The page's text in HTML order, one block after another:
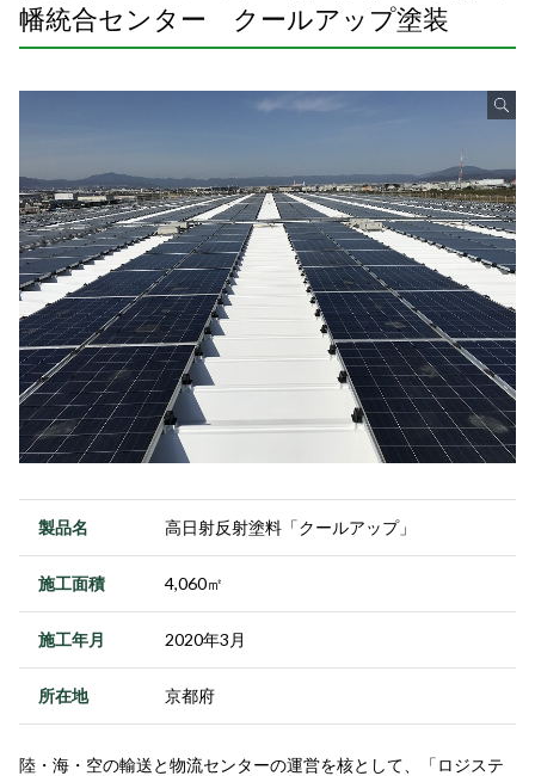
幡統合センター クールアップ塗装
製品名 高日射反射塗料「クールアップ」
施工面積 4,060㎡
施工年月 2020年3月
所在地 京都府
陸・海・空の輸送と物流センターの運営を核として、「ロジステ